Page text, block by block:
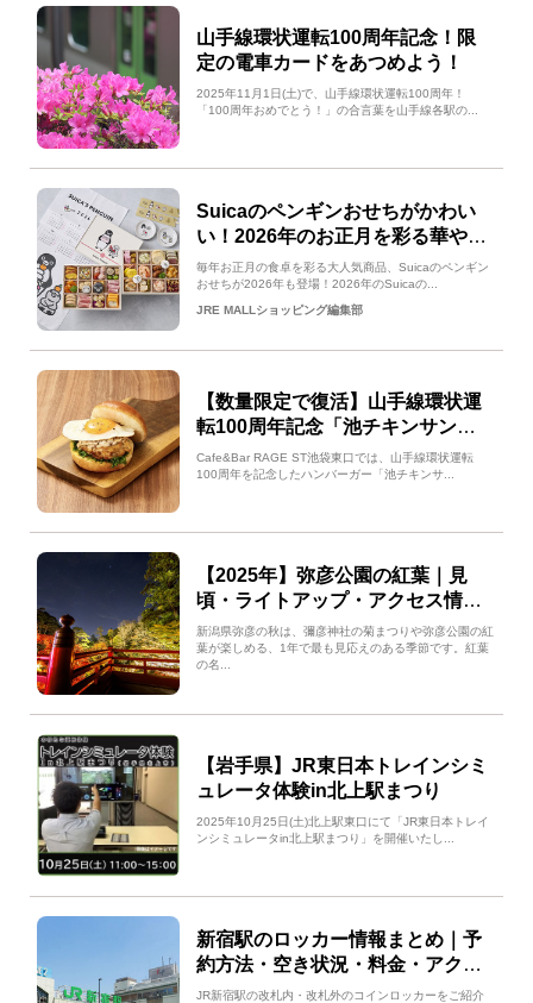
山手線環状運転100周年記念！限
定の電車カードをあつめよう！
2025年11月1日(土)で、山手線環状運転100周年！
「100周年おめでとう！」の合言葉を山手線各駅の...
Suicaのペンギンおせちがかわい
い！2026年のお正月を彩る華やか
な和洋中オードブル
毎年お正月の食卓を彩る大人気商品、Suicaのペンギン
おせちが2026年も登場！2026年のSuicaの...
JRE MALLショッピング編集部
【数量限定で復活】山手線環状運
転100周年記念「池チキンサン
ド」｜Cafe&Bar RAGE ST
Cafe&Bar RAGE ST池袋東口では、山手線環状運転
100周年を記念したハンバーガー「池チキンサ...
【2025年】弥彦公園の紅葉｜見
頃・ライトアップ・アクセス情報
まとめ
新潟県弥彦の秋は、彌彦神社の菊まつりや弥彦公園の紅
葉が楽しめる、1年で最も見応えのある季節です。紅葉
の名...
【岩手県】JR東日本トレインシミ
ュレータ体験in北上駅まつり
2025年10月25日(土)北上駅東口にて「JR東日本トレイ
ンシミュレータin北上駅まつり」を開催いたし...
新宿駅のロッカー情報まとめ｜予
約方法・空き状況・料金・アクセ
スまとめ
JR新宿駅の改札内・改札外のコインロッカーをご紹介